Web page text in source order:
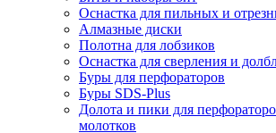
Оснастка для пильных и
Алмазные диски
Полотна для лобзиков
Оснастка для сверления и
Буры для перфораторов
Буры SDS-Plus
Долота и пики для
молотков